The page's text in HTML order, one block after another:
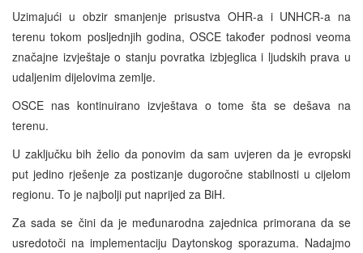
Uzimajući u obzir smanjenje prisustva OHR-a i UNHCR-a na
terenu tokom posljednjih godina, OSCE također podnosi veoma
značajne izvještaje o stanju povratka izbjeglica i ljudskih prava u
udaljenim dijelovima zemlje.
OSCE nas kontinuirano izvještava o tome šta se dešava na
terenu.
U zaključku bih želio da ponovim da sam uvjeren da je evropski
put jedino rješenje za postizanje dugoročne stabilnosti u cijelom
regionu. To je najbolji put naprijed za BiH.
Za sada se čini da je međunarodna zajednica primorana da se
usredotoči na implementaciju Daytonskog sporazuma. Nadajmo